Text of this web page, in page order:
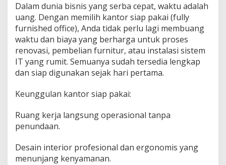
Dalam dunia bisnis yang serba cepat, waktu adalah
uang. Dengan memilih kantor siap pakai (fully
furnished office), Anda tidak perlu lagi membuang
waktu dan biaya yang berharga untuk proses
renovasi, pembelian furnitur, atau instalasi sistem
IT yang rumit. Semuanya sudah tersedia lengkap
dan siap digunakan sejak hari pertama.
Keunggulan kantor siap pakai:
Ruang kerja langsung operasional tanpa
penundaan.
Desain interior profesional dan ergonomis yang
menunjang kenyamanan.